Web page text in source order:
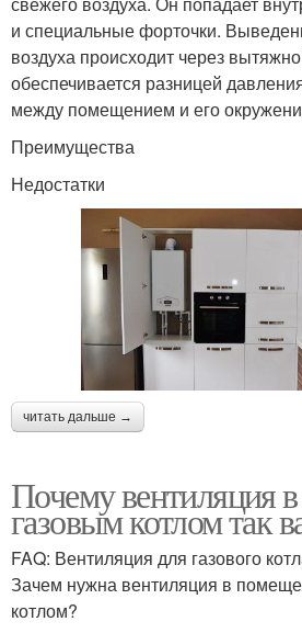
и специальные форточки.
воздуха происходит через
обеспечивается разницей
между помещением и его
Преимущества
Недостатки
читать дальше →
Почему вентиляция
газовым котлом так
FAQ: Вентиляция для газового
Зачем нужна вентиляция в
котлом?